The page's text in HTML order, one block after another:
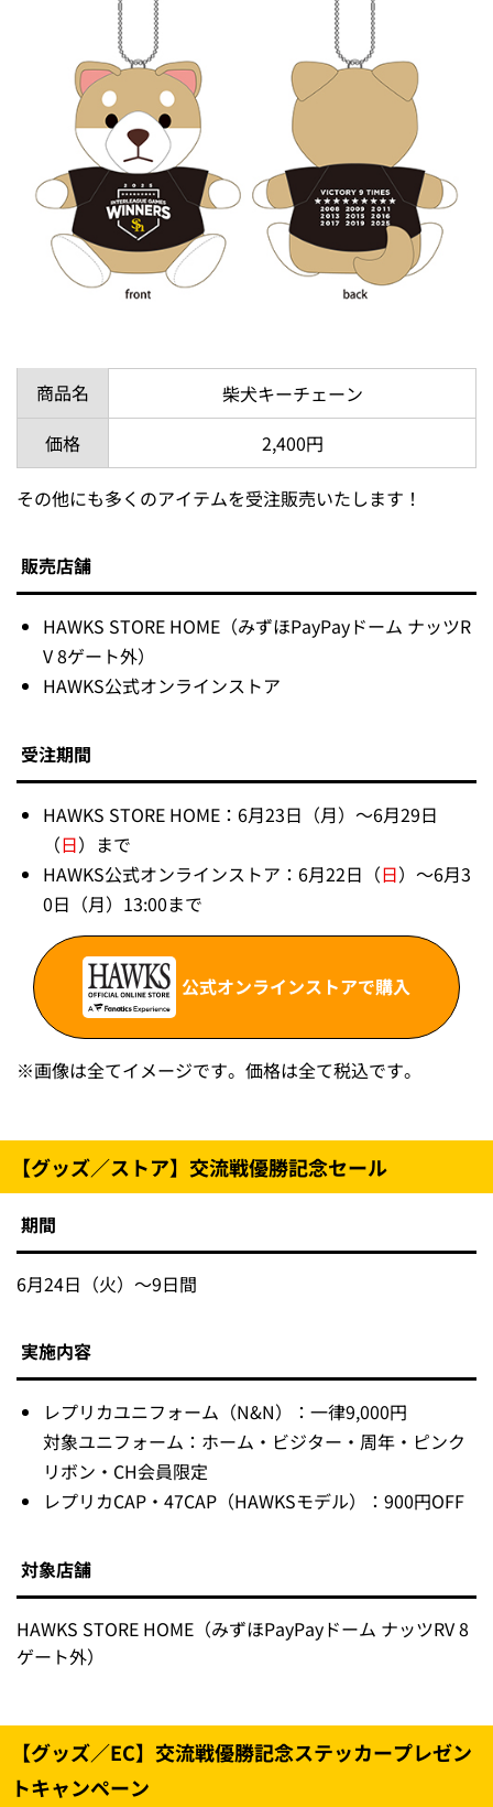
商品名
柴犬キーチェーン
価格
2,400円
その他にも多くのアイテムを受注販売いたします！
販売店舗
HAWKS STORE HOME（みずほPayPayドーム ナッツR
V 8ゲート外）
HAWKS公式オンラインストア
受注期間
HAWKS STORE HOME：6月23日（月）～6月29日
（日）まで
HAWKS公式オンラインストア：6月22日（日）～6月3
0日（月）13:00まで
公式オンラインストアで購入
※画像は全てイメージです。価格は全て税込です。
【グッズ／ストア】交流戦優勝記念セール
期間
6月24日（火）～9日間
実施内容
レプリカユニフォーム（N&N）：一律9,000円
対象ユニフォーム：ホーム・ビジター・周年・ピンク
リボン・CH会員限定
レプリカCAP・47CAP（HAWKSモデル）：900円OFF
対象店舗
HAWKS STORE HOME（みずほPayPayドーム ナッツRV 8
ゲート外）
【グッズ／EC】交流戦優勝記念ステッカープレゼン
トキャンペーン